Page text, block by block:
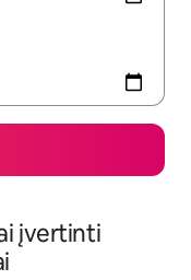
įvertinti